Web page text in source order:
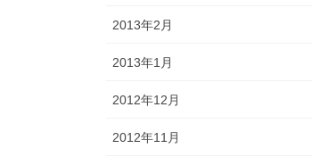
2013年2月
2013年1月
2012年12月
2012年11月